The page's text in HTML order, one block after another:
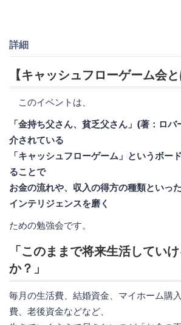
詳細
【キャッシュフローゲーム会と
このイベントは、
「金持ち父さん、貧乏父さん」(著：ロ
介されている
「キャッシュフローゲーム」というボー
ることで
お金の流れや、収入の得方の種類といっ
インテリジェンスを磨く
ための勉強会です。
「このままで将来生活してい
か？」
毎月の生活費、結婚資金、マイホーム購
費、老後資金などなど、